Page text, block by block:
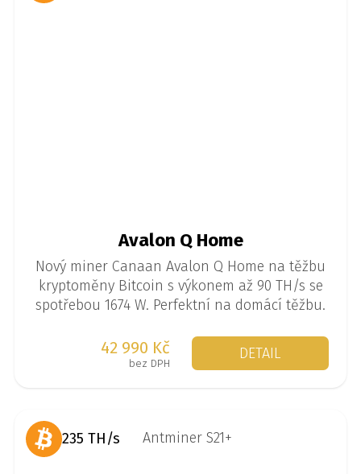
Avalon Q Home
Nový miner Canaan Avalon Q Home na těžbu
kryptoměny Bitcoin s výkonem až 90 TH/s se
spotřebou 1674 W. Perfektní na domácí těžbu.
42 990 Kč
bez DPH
DETAIL
235 TH/s